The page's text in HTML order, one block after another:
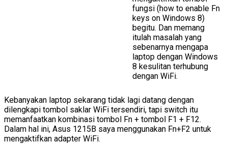
fungsi (how to enable Fn
keys on Windows 8)
begitu. Dan memang
itulah masalah yang
sebenarnya mengapa
laptop dengan Windows
8 kesulitan terhubung
dengan WiFi.
Kebanyakan laptop sekarang tidak lagi datang dengan
dilengkapi tombol saklar WiFi tersendiri, tapi switch itu
memanfaatkan kombinasi tombol Fn + tombol F1 + F12.
Dalam hal ini, Asus 1215B saya menggunakan Fn+F2 untuk
mengaktifkan adapter WiFi.